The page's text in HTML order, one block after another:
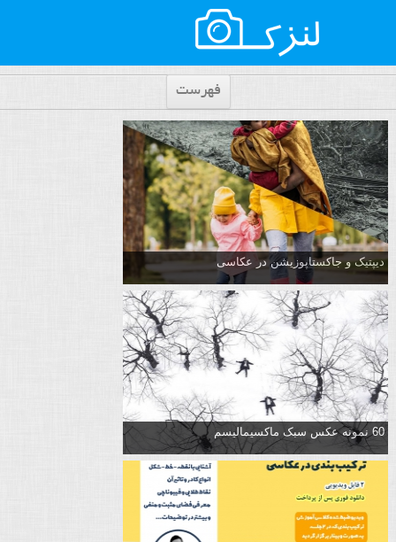
فهرست
دیپتیک و جاکستا‌پوزیشن در عکاسی
60 نمونه عکس سبک ماکسیمالیسم